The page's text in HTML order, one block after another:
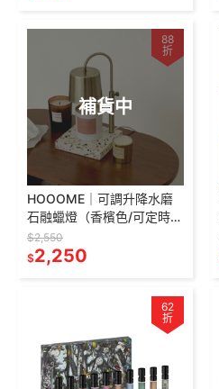
補貨中
88
折
HOOOME｜可調升降水磨
石融蠟燈（香檳色/可定時調
光） 蠟燭暖燈 融燭燈 蠟燭
燈 香氛燈 香氛蠟燭暖燈
$2,550
$2,250
62
折